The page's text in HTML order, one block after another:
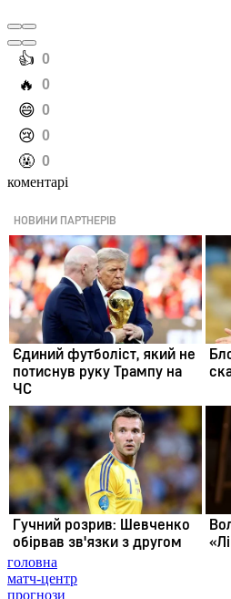
️👍 0
️🔥 0
️😄 0
️😢 0
️🤬 0
коментарі
головна
матч-центр
прогнози